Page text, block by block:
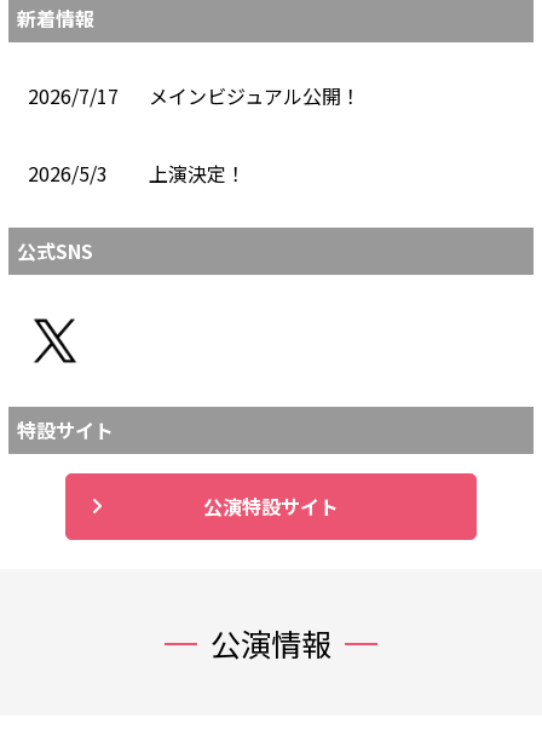
新着情報
2026/7/17 メインビジュアル公開！
2026/5/3 上演決定！
公式SNS
特設サイト
公演特設サイト
公演情報